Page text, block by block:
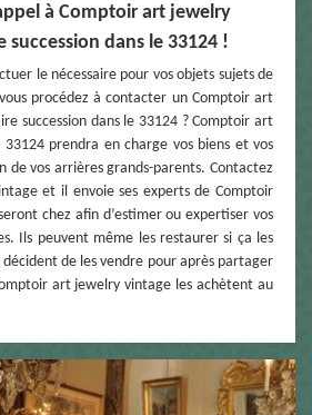
à Comptoir art jewelry
dans le 33124 !
le nécessaire pour vos objets sujets de
procédez à contacter un Comptoir art
succession dans le 33124 ? Comptoir art
prendra en charge vos biens et vos
de vos arrières grands-parents. Contactez
et il envoie ses experts de Comptoir
chez afin d’estimer ou expertiser vos
Ils peuvent même les restaurer si ça les
de les vendre pour après partager
art jewelry vintage les achètent au